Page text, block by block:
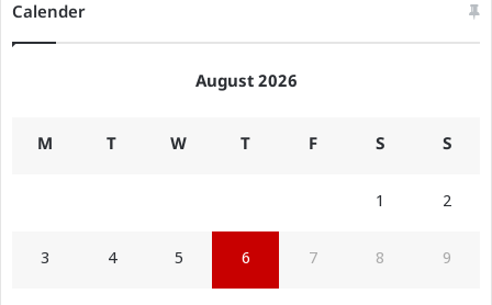
Calender
August 2026
M T W T F S S
1 2
3 4 5 6 7 8 9